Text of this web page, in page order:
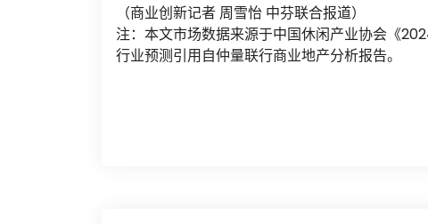
（商业创新记者 周雪怡 中芬联合报道）
注：本文市场数据来源于中国休闲产业协会《
行业预测引用自仲量联行商业地产分析报告。